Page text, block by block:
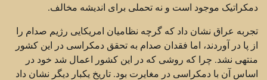
دمکراتیک موجود است و نه تحملی برای اندیشه مخالف.
تجربه عراق نشان داد که گرچه نظامیان امریکایی رژیم صدام را
از پا در آوردند، اما فقدان صدام به تحقق دمکراسی در این کشور
منتهی نشد. چرا که روشی که در این کشور اعمال شد خود در
اساس آن با دمکراسی در مغایرت بود. تاریخ یکبار دیگر نشان داد